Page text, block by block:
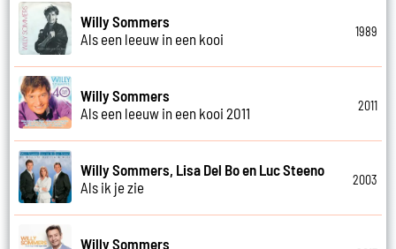
Willy Sommers
Als een leeuw in een kooi
1989
Willy Sommers
Als een leeuw in een kooi 2011
2011
Willy Sommers, Lisa Del Bo en Luc Steeno
Als ik je zie
2003
Willy Sommers